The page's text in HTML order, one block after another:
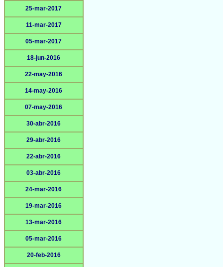
25-mar-2017
11-mar-2017
05-mar-2017
18-jun-2016
22-may-2016
14-may-2016
07-may-2016
30-abr-2016
29-abr-2016
22-abr-2016
03-abr-2016
24-mar-2016
19-mar-2016
13-mar-2016
05-mar-2016
20-feb-2016